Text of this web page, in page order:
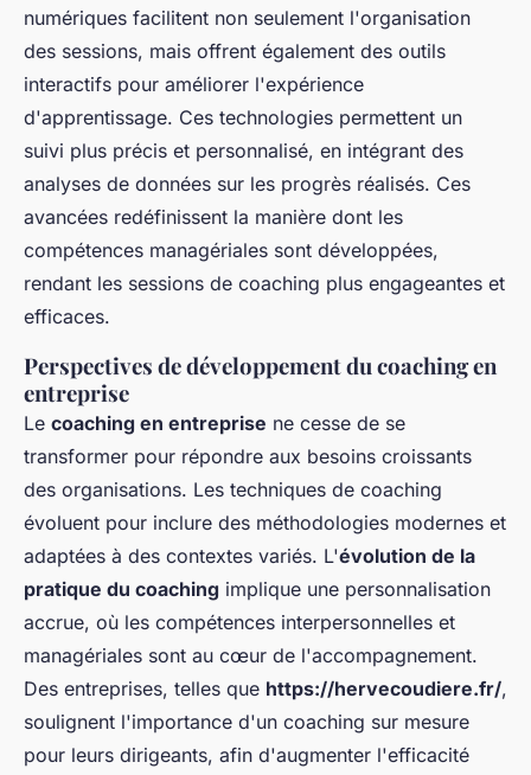
numériques facilitent non seulement l'organisation
des sessions, mais offrent également des outils
interactifs pour améliorer l'expérience
d'apprentissage. Ces technologies permettent un
suivi plus précis et personnalisé, en intégrant des
analyses de données sur les progrès réalisés. Ces
avancées redéfinissent la manière dont les
compétences managériales sont développées,
rendant les sessions de coaching plus engageantes et
efficaces.
Perspectives de développement du coaching en
entreprise
Le coaching en entreprise ne cesse de se
transformer pour répondre aux besoins croissants
des organisations. Les techniques de coaching
évoluent pour inclure des méthodologies modernes et
adaptées à des contextes variés. L'évolution de la
pratique du coaching implique une personnalisation
accrue, où les compétences interpersonnelles et
managériales sont au cœur de l'accompagnement.
Des entreprises, telles que https://hervecoudiere.fr/,
soulignent l'importance d'un coaching sur mesure
pour leurs dirigeants, afin d'augmenter l'efficacité